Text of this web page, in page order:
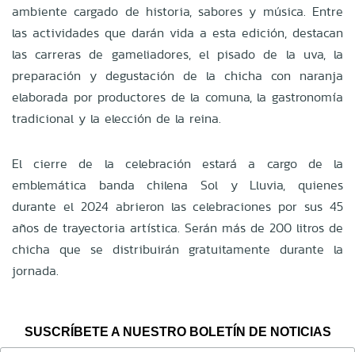
ambiente cargado de historia, sabores y música. Entre
las actividades que darán vida a esta edición, destacan
las carreras de gameliadores, el pisado de la uva, la
preparación y degustación de la chicha con naranja
elaborada por productores de la comuna, la gastronomía
tradicional y la elección de la reina.
El cierre de la celebración estará a cargo de la
emblemática banda chilena Sol y Lluvia, quienes
durante el 2024 abrieron las celebraciones por sus 45
años de trayectoria artística. Serán más de 200 litros de
chicha que se distribuirán gratuitamente durante la
jornada.
SUSCRÍBETE A NUESTRO BOLETÍN DE NOTICIAS